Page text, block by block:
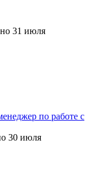
31 июля
по работе с
30 июля